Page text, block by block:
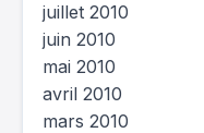
juillet 2010
juin 2010
mai 2010
avril 2010
mars 2010